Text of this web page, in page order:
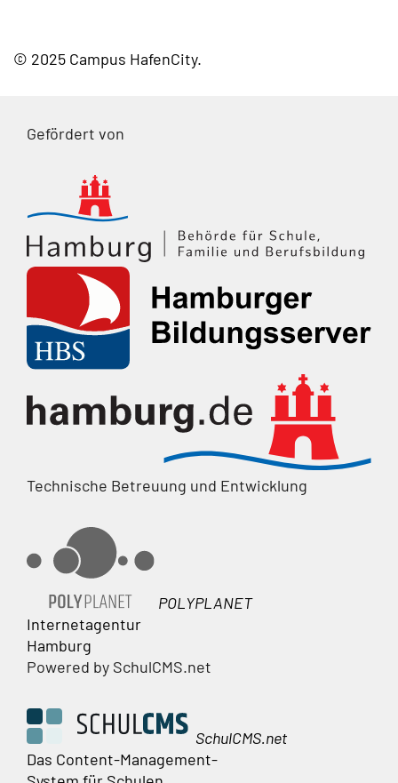
© 2025 Campus HafenCity
Gefördert von
Technische Betreuung und Entwicklung
POLYPLANET
Internetagentur
Hamburg
Powered by SchulCMS.net
SchulCMS.net
Das Content-Management-